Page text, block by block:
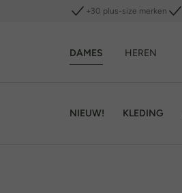
+30 plus-size merken
DAMES HEREN
NIEUW! KLEDING